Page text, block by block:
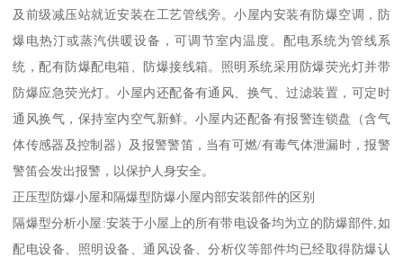
及前级减压站就近安装在工艺管线旁。小屋内安装有防爆空调，防
爆电热汀或蒸汽供暖设备，可调节室内温度。配电系统为管线系
统，配有防爆配电箱、防爆接线箱。照明系统采用防爆荧光灯并带
防爆应急荧光灯。小屋内还配备有通风、换气、过滤装置，可定时
通风换气，保持室内空气新鲜。小屋内还配备有报警连锁盘（含气
体传感器及控制器）及报警警笛，当有可燃/有毒气体泄漏时，报警
警笛会发出报警，以保护人身安全。
正压型防爆小屋和隔爆型防爆小屋内部安装部件的区别
隔爆型分析小屋:安装于小屋上的所有带电设备均为立的防爆部件,如
配电设备、照明设备、通风设备、分析仪等部件均已经取得防爆认